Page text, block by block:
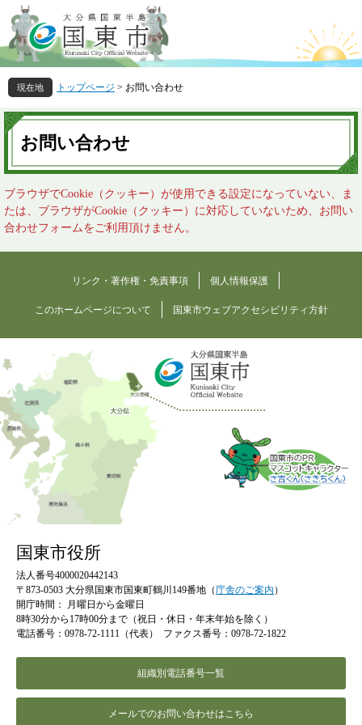
ー
ジ
の
先
頭
で
す
ニ
ュ
ー
を
飛
ば
し
へ
トップページ > お問い合わせ
本
文
お問い合わせ
ブラウザでCookie（クッキー）が使用できる設定になっていない、ま
たは、ブラウザがCookie（クッキー）に対応していないため、お問い
合わせフォームをご利用頂けません。
リンク・著作権・免責事項 個人情報保護
このホームページについて 国東市ウェブアクセシビリティ方針
国東市役所
法人番号4000020442143
〒873-0503 大分県国東市国東町鶴川149番地（庁舎のご案内 ）
開庁時間：
月曜日から金曜日
8時30分から17時00分まで（祝日・休日・年末年始を除く）
電話番号：0978-72-1111（代表）
ファクス番号：0978-72-1822
組織別電話番号一覧
メールでのお問い合わせはこちら